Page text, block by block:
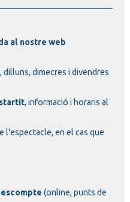
al nostre web
, dilluns, dimecres i divendres
, informació i horaris al
l'espectacle, en el cas que
(online, punts de